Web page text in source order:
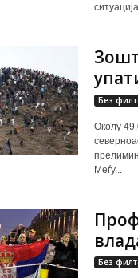
Без
Околу
Меѓу...
Без